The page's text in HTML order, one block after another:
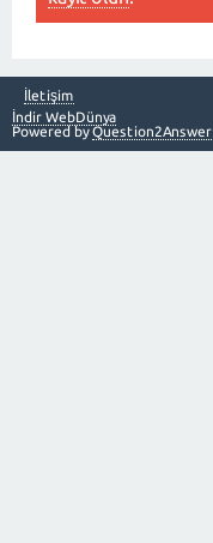
İletişim
İndir WebDünya
Powered byQuestion2Answer